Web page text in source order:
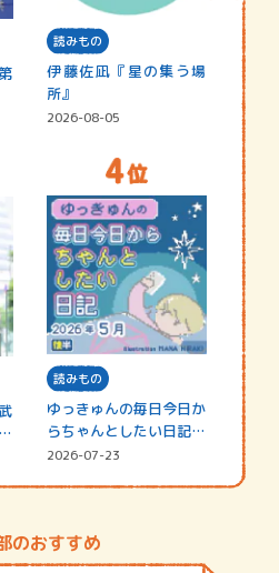
読みもの
伊藤佐凪『星の集う場
所』
2026-08-05
読みもの
ゆっきゅんの毎日今日か
らちゃんとしたい日記
☆202…
2026-07-23
のおすすめ